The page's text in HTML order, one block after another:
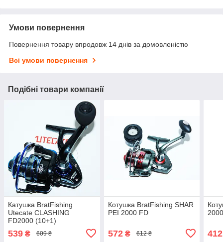
Умови повернення
Повернення товару впродовж 14 днів за домовленістю
Всі умови повернення
Подібні товари компанії
Катушка BratFishing
Utecate CLASHING
FD2000 (10+1)
539 ₴ 609 ₴
Котушка BratFishing SHAR
PEI 2000 FD
572₴ 612 ₴ 412